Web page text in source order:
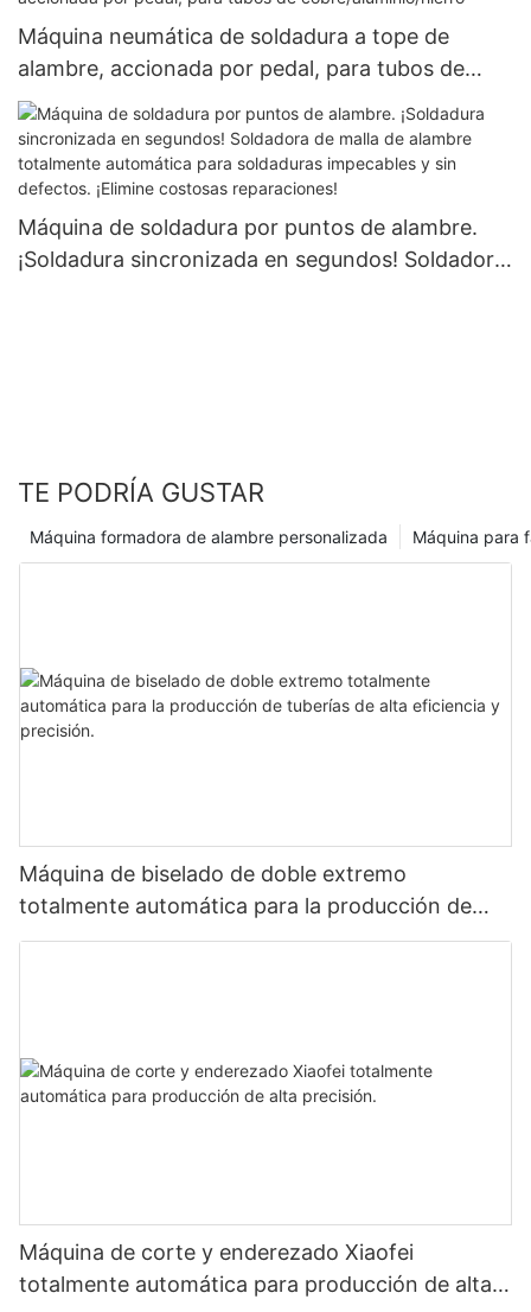
Máquina neumática de soldadura a tope de
alambre, accionada por pedal, para tubos de
cobre/aluminio/hierro
Máquina de soldadura por puntos de alambre.
¡Soldadura sincronizada en segundos! Soldadora
TE PODRÍA GUSTAR
Máquina para
Máquina formadora de alambre personalizada
Máquina de biselado de doble extremo
totalmente automática para la producción de
tuberías de alta eficiencia y precisión.
Máquina de corte y enderezado Xiaofei
totalmente automática para producción de alta